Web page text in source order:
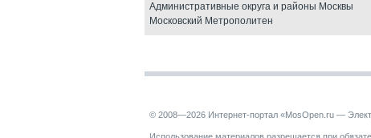
Административные округа и районы Москвы
Московский Метрополитен
© 2008—2026 Интернет-портал «MosOpen.ru —